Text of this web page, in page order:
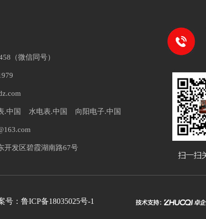
（微信同号）
.中国 水电表.中国 向阳电子.中国
开发区碧霞湖南路67号
号：鲁ICP备18035025号-1